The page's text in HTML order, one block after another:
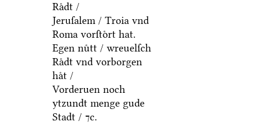
Raͤdt /
Jeruſalem / Troia vnd
Roma vorſtoͤrt hat.
Egen nuͤtt / wreuelſch
Raͤdt vnd vorborgen
haͤt /
Vorderuen noch
ytzundt menge gude
Stadt / ⁊c.